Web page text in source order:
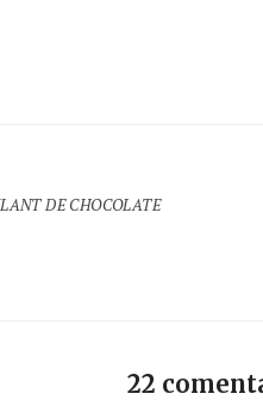
DE CHOCOLATE
22